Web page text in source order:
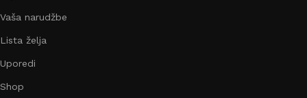
Vaša narudžbe
Lista želja
Uporedi
Shop